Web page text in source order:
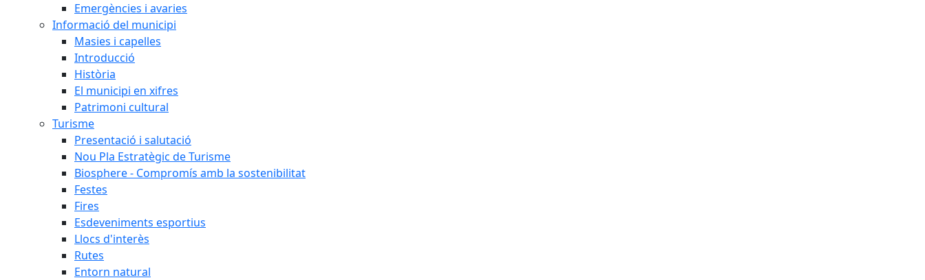
Emergències i avaries
Informació del municipi
Masies i capelles
Introducció
Història
El municipi en xifres
Patrimoni cultural
Turisme
Presentació i salutació
Nou Pla Estratègic de Turisme
Biosphere - Compromís amb la sostenibilitat
Festes
Fires
Esdeveniments esportius
Llocs d'interès
Rutes
Entorn natural